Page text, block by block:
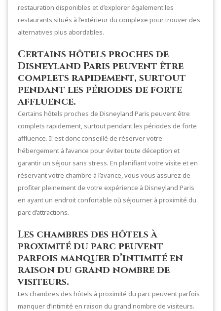
restauration disponibles et d’explorer également les
restaurants situés à l’extérieur du complexe pour trouver des
alternatives plus abordables.
Certains hôtels proches de
Disneyland Paris peuvent être
complets rapidement, surtout
pendant les périodes de forte
affluence.
Certains hôtels proches de Disneyland Paris peuvent être
complets rapidement, surtout pendant les périodes de forte
affluence. Il est donc conseillé de réserver votre
hébergement à l’avance pour éviter toute déception et
garantir un séjour sans stress. En planifiant votre visite et en
réservant votre chambre à l’avance, vous vous assurez de
profiter pleinement de votre expérience à Disneyland Paris
en ayant un endroit confortable où séjourner à proximité du
parc d’attractions.
Les chambres des hôtels à
proximité du parc peuvent
parfois manquer d’intimité en
raison du grand nombre de
visiteurs.
Les chambres des hôtels à proximité du parc peuvent parfois
manquer d’intimité en raison du grand nombre de visiteurs.